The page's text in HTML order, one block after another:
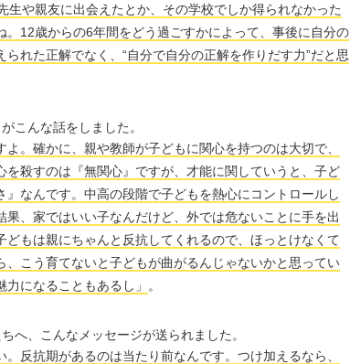
生や親友に出会えたとか、その学校でしか得られなかった
12歳からの6年間をどう過ごすかによって、事後に自分の
れた正解でなく、“自分で自分の正解を作りだす力”だと思
こんな話をしました。
。確かに、親や教師が子どもに関心を持つのは大切で、
殺すのは『無関心』ですが、才能に関していうと、子ど
なんです。中高の段階で子どもを熱心にコントロールし
、家ではいい子なんだけど、外では危ないことに手を出
もは親にちゃんと反抗してくれるので、ほっとけなくて
こう育てないと子どもが曲がるんじゃないかと思ってい
になることもあるし」
。
へ、こんなメッセージが送られました。
反抗期があるのは当たり前なんです。つけ加えるなら、